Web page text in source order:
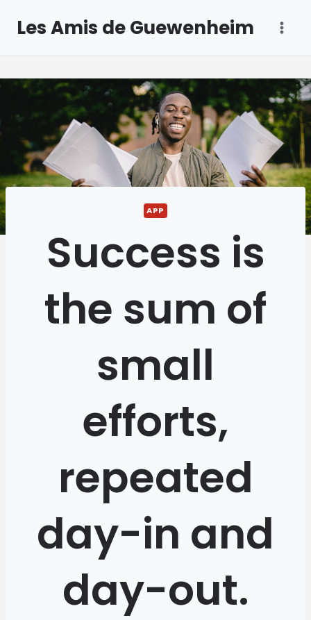
Les Amis de Guewenheim
APP
Success is
the sum of
small
efforts,
repeated
day-in and
day-out.